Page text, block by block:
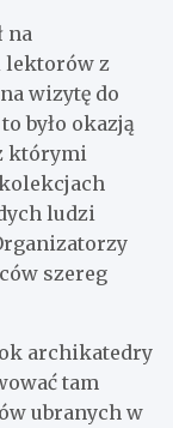
na
lektorów z
wizytę do
było okazją
którymi
ludzi
szereg
archikatedry
tam
ubranych w